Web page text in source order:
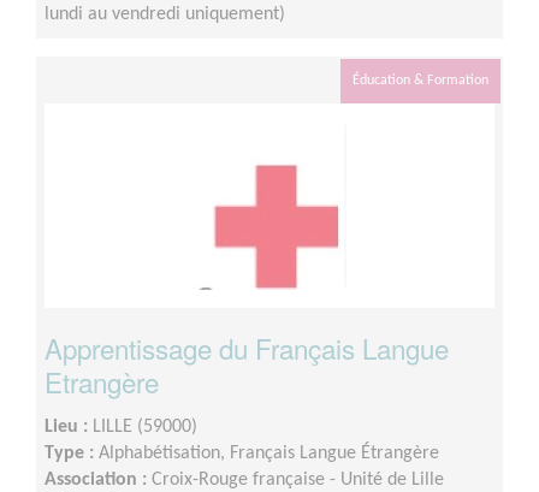
lundi au vendredi uniquement)
Éducation & Formation
Apprentissage du Français Langue
Etrangère
Lieu : LILLE (59000)
Type : Alphabétisation, Français Langue Étrangère
Association : Croix-Rouge française - Unité de Lille